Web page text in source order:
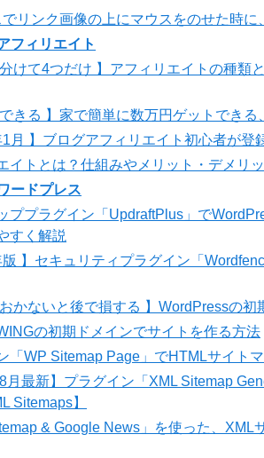
リンク画像の上にマウスをのせた時に
フィリエイト
分けて4つだけ 】アフィリエイトの種類
できる 】家で簡単に数万円ゲットでき
1月 】ブログアフィリエイト初心者が登
イトとは？仕組みやメリット・デメリ
ードプレス
ププラグイン「UpdraftPlus」で
すく解説
版 】セキュリティプラグイン「
おかないと後で損する 】WordPressの
の初期ドメインでサイトを作る方法
「WP Sitemap Page」でHTMLサイト
8月最新】プラグイン「XML Sitemap
Sitemaps】
& Google News」を使った、